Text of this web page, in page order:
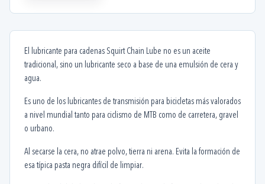
El lubricante para cadenas Squirt Chain Lube no es un aceite
tradicional, sino un lubricante seco a base de una emulsión de cera y
agua.
Es uno de los lubricantes de transmisión para bicicletas más valorados
a nivel mundial tanto para ciclismo de MTB como de carretera, gravel
o urbano.
Al secarse la cera, no atrae polvo, tierra ni arena. Evita la formación de
esa típica pasta negra difícil de limpiar.